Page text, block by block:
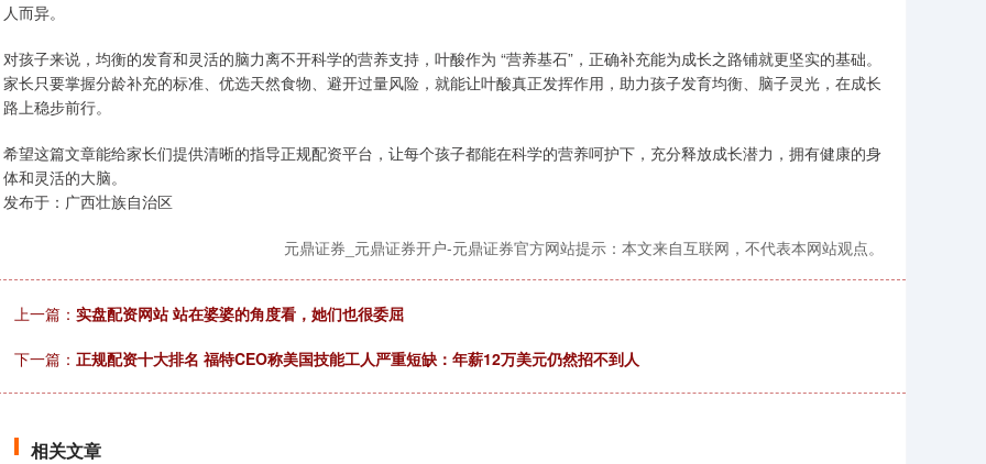
人而异。
对孩子来说，均衡的发育和灵活的脑力离不开科学的营养支持，叶酸作为 “营养基石”，正确补充能为成长之路铺就更坚实的基础。
家长只要掌握分龄补充的标准、优选天然食物、避开过量风险，就能让叶酸真正发挥作用，助力孩子发育均衡、脑子灵光，在成长
路上稳步前行。
希望这篇文章能给家长们提供清晰的指导正规配资平台，让每个孩子都能在科学的营养呵护下，充分释放成长潜力，拥有健康的身
体和灵活的大脑。
发布于：广西壮族自治区
元鼎证券_元鼎证券开户-元鼎证券官方网站提示：本文来自互联网，不代表本网站观点。
上一篇： 实盘配资网站 站在婆婆的角度看，她们也很委屈
下一篇： 正规配资十大排名 福特CEO称美国技能工人严重短缺：年薪12万美元仍然招不到人
相关文章